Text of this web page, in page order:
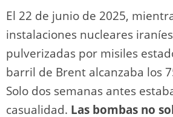
El 22 de junio de 2025,
instalaciones nucleares
pulverizadas por misiles
barril de Brent alcanzaba los
Solo dos semanas antes
casualidad. Las bombas no